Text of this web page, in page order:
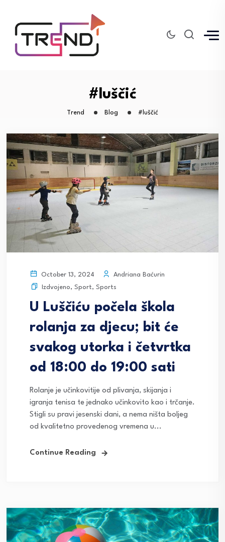
#luščić
Trend Blog #luščić
October 13, 2024
Andriana Baćurin
Izdvojeno, Sport, Sports
U Luščiću počela škola
rolanja za djecu; bit će
svakog utorka i četvrtka
od 18:00 do 19:00 sati
Rolanje je učinkovitije od plivanja, skijanja i
igranja tenisa te jednako učinkovito kao i trčanje.
Stigli su pravi jesenski dani, a nema ništa boljeg
od kvalitetno provedenog vremena u...
Continue Reading